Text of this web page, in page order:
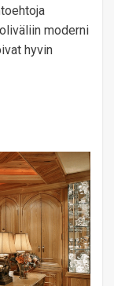
moderni
hyvin